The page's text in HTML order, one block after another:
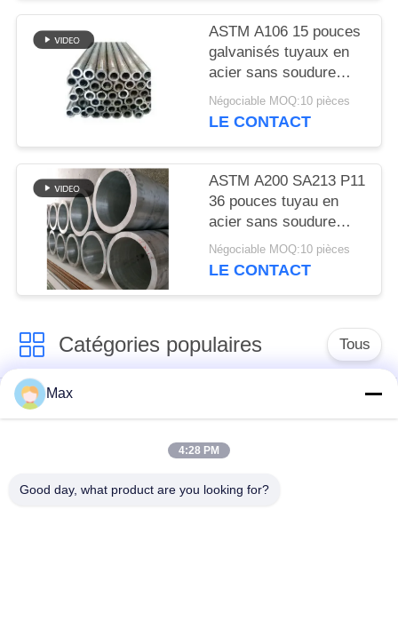
ASTM A106 15 pouces
galvanisés tuyaux en
acier sans soudure
SCH20 haute
résistance
Négociable MOQ:10 pièces
LE CONTACT
ASTM A200 SA213 P11
36 pouces tuyau en
acier sans soudure
galvanisé SCH40
Négociable MOQ:10 pièces
LE CONTACT
Catégories populaires Tous
Tuyau d'alliage de
inoxydable duplex
superbe
tuyau d'acier
Max
4:28 PM
Good day, what product are you looking for?